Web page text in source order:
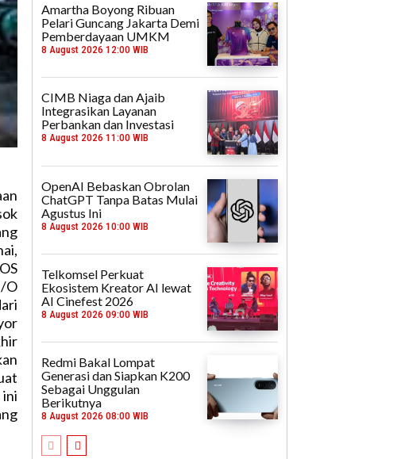
O
Amartha Boyong Ribuan
Pelari Guncang Jakarta Demi
Pemberdayaan UMKM
8 August 2026 12:00 WIB
CIMB Niaga dan Ajaib
Integrasikan Layanan
Perbankan dan Investasi
8 August 2026 11:00 WIB
OpenAI Bebaskan Obrolan
ChatGPT Tanpa Batas Mulai
Agustus Ini
8 August 2026 10:00 WIB
Telkomsel Perkuat
Ekosistem Kreator AI lewat
AI Cinefest 2026
8 August 2026 09:00 WIB
Redmi Bakal Lompat
Generasi dan Siapkan K200
Sebagai Unggulan
Berikutnya
8 August 2026 08:00 WIB